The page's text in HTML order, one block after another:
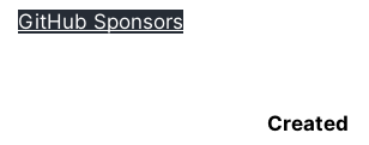
GitHub Sponsors
Created